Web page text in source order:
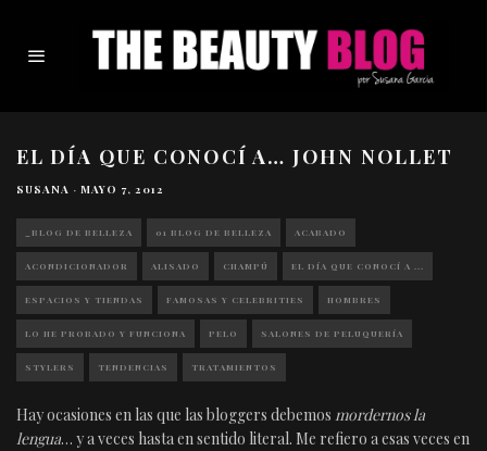
EL DÍA QUE CONOCÍ A… JOHN NOLLET
SUSANA · MAYO 7, 2012
_BLOG DE BELLEZA 01 BLOG DE BELLEZA ACABADO
ACONDICIONADOR ALISADO CHAMPÚ EL DÍA QUE CONOCÍ A ...
ESPACIOS Y TIENDAS FAMOSAS Y CELEBRITIES HOMBRES
LO HE PROBADO Y FUNCIONA PELO SALONES DE PELUQUERÍA
STYLERS TENDENCIAS TRATAMIENTOS
Hay ocasiones en las que las bloggers debemos mordernos la
lengua… y a veces hasta en sentido literal. Me refiero a esas veces en